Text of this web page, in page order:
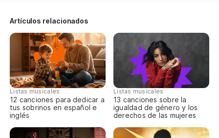
Artículos relacionados
Listas musicales
12 canciones para dedicar a
tus sobrinos en español e
inglés
Listas musicales
13 canciones sobre la
igualdad de género y los
derechos de las mujeres